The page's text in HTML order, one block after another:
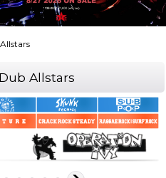
Allstars